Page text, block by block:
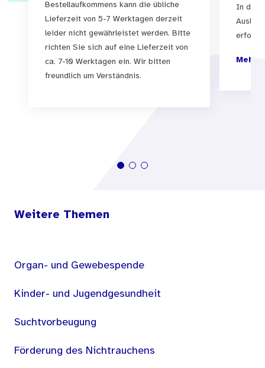
Bestellaufkommens kann die übliche
Lieferzeit von 5-7 Werktagen derzeit
leider nicht gewährleistet werden. Bitte
richten Sie sich auf eine Lieferzeit von
ca. 7-10 Werktagen ein. Wir bitten
freundlich um Verständnis.
In der
Mehr
Weitere Themen
Organ- und Gewebespende
Kinder- und Jugendgesundheit
Suchtvorbeugung
Förderung des Nichtrauchens